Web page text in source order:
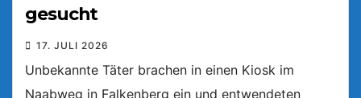
gesucht
17. JULI 2026
Unbekannte Täter brachen in einen Kiosk im
Naabweg in Falkenberg ein und entwendeten